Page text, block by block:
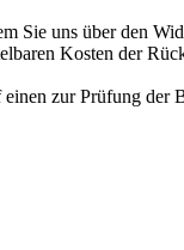
Sie uns über den
Kosten der
zur Prüfung